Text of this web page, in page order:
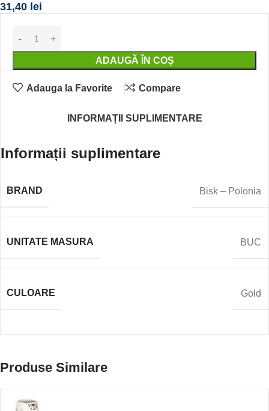
31,40 lei
ADAUGĂ ÎN COȘ
Adauga la Favorite Compare
INFORMAȚII SUPLIMENTARE
Informații suplimentare
BRAND Bisk – Polonia
UNITATE MASURA BUC
CULOARE Gold
Produse Similare